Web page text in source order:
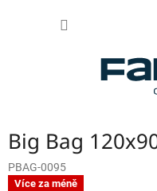
Big Bag
PBAG-0095
Více za méně